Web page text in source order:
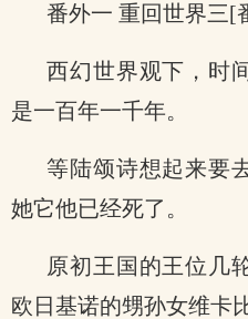
番外一 重回世界三[
西幻世界观下，时
是一百年一千年。
等陆颂诗想起来要
她它他已经死了。
原初王国的王位几
欧日基诺的甥孙女维卡